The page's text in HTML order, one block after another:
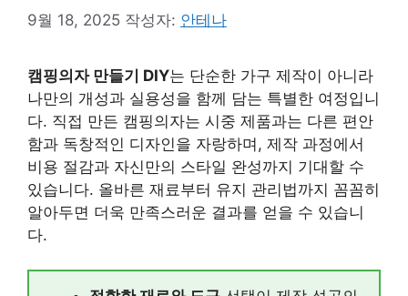
9월 18, 2025 작성자: 안테나
캠핑의자 만들기 DIY는 단순한 가구 제작이 아니라
나만의 개성과 실용성을 함께 담는 특별한 여정입니
다. 직접 만든 캠핑의자는 시중 제품과는 다른 편안
함과 독창적인 디자인을 자랑하며, 제작 과정에서
비용 절감과 자신만의 스타일 완성까지 기대할 수
있습니다. 올바른 재료부터 유지 관리법까지 꼼꼼히
알아두면 더욱 만족스러운 결과를 얻을 수 있습니
다.